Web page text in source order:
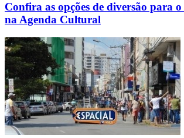
Confira as opções de diversão para
na Agenda Cultural